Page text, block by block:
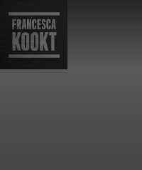
naar
inhoud